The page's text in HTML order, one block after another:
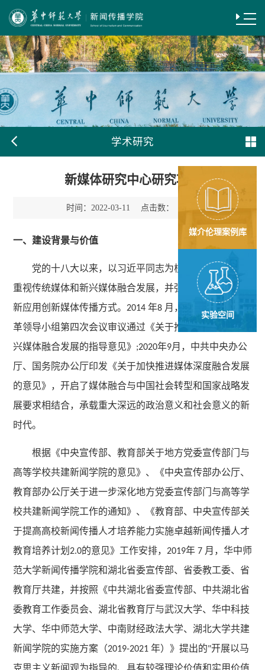
学术研究
新媒体研究中心研究项目
时间： 2022-03-11 点击数：
一、建设背景与价值
党的十八大以来，以习近平同志为核心的党中央高度
重视传统媒体和新兴媒体融合发展，并强调要利用新技术
新应用创新媒体传播方式。 2014 年8 月，中央全面深化改
革领导小组第四次会议审议通过《关于推动传统媒体和新
兴媒体融合发展的指导意见》 ;2020年9月，中共中央办公
厅、国务院办公厅印发《关于加快推进媒体深度融合发展
的意见》，开启了媒体融合与中国社会转型和国家战略发
展要求相结合，承载重大深远的政治意义和社会意义的新
时代。
根据《中央宣传部、教育部关于地方党委宣传部门与
高等学校共建新闻学院的意见》、《中央宣传部办公厅、
教育部办公厅关于进一步深化地方党委宣传部门与高等学
校共建新闻学院工作的通知》、《教育部、中央宣传部关
于提高高校新闻传播人才培养能力实施卓越新闻传播人才
教育培养计划 2.0的意见》工作安排， 2019年 7 月，华中师
范大学新闻传播学院和湖北省委宣传部、省委教工委、省
教育厅共建，并按照《中共湖北省委宣传部、中共湖北省
委教育工作委员会、湖北省教育厅与武汉大学、华中科技
大学、华中师范大学、中南财经政法大学、湖北大学共建
新闻学院的实施方案（2019-2021 年）》提出的"开展以马
克思主义新闻观为指导的、具有较强理论价值和实用价值
媒介伦理案例库
实验空间